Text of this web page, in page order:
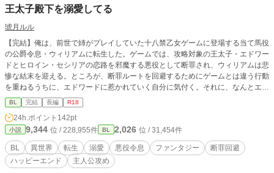
王太子殿下を溺愛してる
琥月ルル
【完結】俺は、前世で姉がプレイしていた十八禁乙女ゲームに登場する当て馬役
の公爵令息・ウィリアムに転生した。ゲームでは、攻略対象の王太子・エドワー
ドとヒロイン・セシリアの恋路を邪魔する悪役として断罪され、ウィリアムは悲
惨な結末を迎える。ところが、断罪ルートを回避するためにゲームとは違う行動
を重ねるうちに、エドワードに惹かれていく自分に気付く。それに、なんとエド
ワードも俺を特別な存在だと思ってくれているようで…！？そんな期待に胸を高
鳴らせていた俺だったが、ヒロイン・セシリアの乱入で俺たちの恋は予期せぬ大
波乱の予感！？ 黒髪垂れ目・ゆるふわ系のフェロモンあふれる無自覚スパダリ
な超絶美形の悪役令息(？)と、金髪碧眼・全てが完璧だけど裏で死ぬほど努力し
てる美人系の王子様(攻略対象)が織りなす、切なくも甘く幸せな恋の物語。 ※主
人公が攻めです。王子様(受け)を溺愛します。攻めも受けもお互いに一途。糖度
高め。 ※えろは後半に集中してます。キスやえっちなど、いちゃいちゃメイン
BL 完結 長編 R18
24h.ポイント 142pt
小説 9,344 位 / 228,955件 BL 2,026 位 / 31,454件
BL 異世界 転生 溺愛 悪役令息 ファンタジー
断罪回避
ハッピーエンド
主人公攻め